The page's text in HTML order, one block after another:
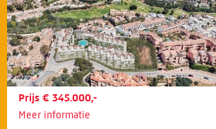
Prijs € 345.000,-
Meer informatie